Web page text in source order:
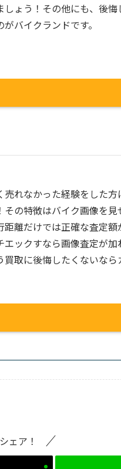
しょう！その他にも、後
バイクランドです。
れなかった経験をした
その特徴はバイク画像を
距離だけでは正確な査定
エックすなら画像査定が
取に後悔したくないな
ェア！